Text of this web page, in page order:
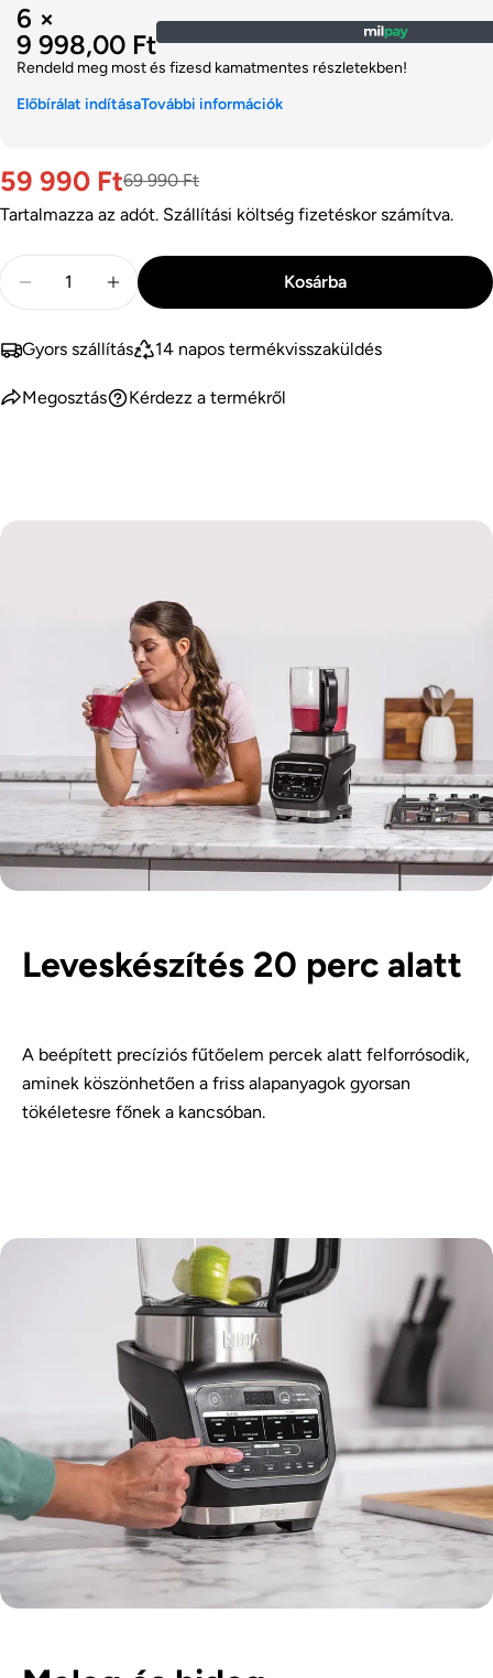
6 ×
9 998,00 Ft
Rendeld meg most és fizesd kamatmentes részletekben!
Előbírálat indításaTovábbi információk
Akciós
ár
59 990 Ft
Normál
ár
69 990 Ft
Tartalmazza az adót. Szállítási költség fizetéskor számítva.
Mennyiség csökkentése: Ninja HB150EU Foodie
Mennyiség növelése: Ninja HB150EU
Kosárba
Gyors szállítás 14 napos termékvisszaküldés
Megosztás Kérdezz a termékről
Leveskészítés 20 perc alatt
A beépített precíziós fűtőelem percek alatt felforrósodik,
aminek köszönhetően a friss alapanyagok gyorsan
tökéletesre főnek a kancsóban.